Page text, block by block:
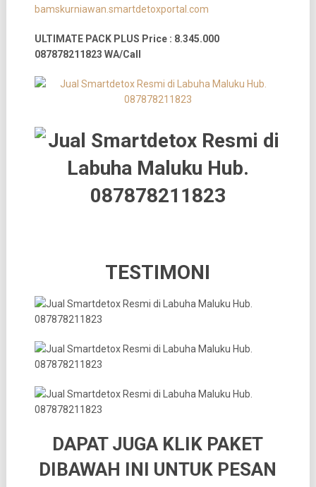
bamskurniawan.smartdetoxportal.com
ULTIMATE PACK PLUS Price : 8.345.000
087878211823 WA/Call
TESTIMONI
DAPAT JUGA KLIK PAKET
DIBAWAH INI UNTUK PESAN